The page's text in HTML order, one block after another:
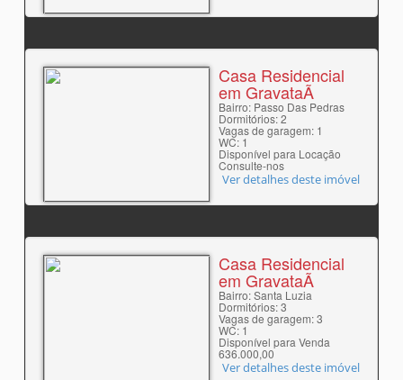
Casa Residencial
em GravataÃ­
Bairro: Passo Das Pedras
Dormitórios: 2
Vagas de garagem: 1
WC: 1
Disponível para Locação
Consulte-nos
Ver detalhes deste imóvel
Casa Residencial
em GravataÃ­
Bairro: Santa Luzia
Dormitórios: 3
Vagas de garagem: 3
WC: 1
Disponível para Venda
636.000,00
Ver detalhes deste imóvel